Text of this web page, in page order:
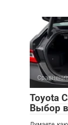
Сравнение
Toyota
Выбор